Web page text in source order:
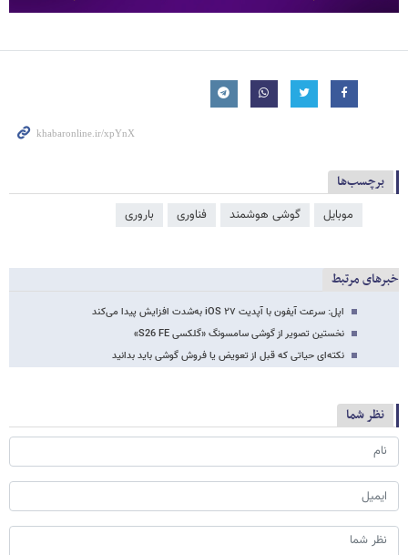
برچسب‌ها
موبایل گوشی هوشمند فناوری باروری
خبرهای مرتبط
اپل: سرعت آیفون با آپدیت iOS ۲۷ به‌شدت افزایش پیدا می‌کند
نخستین تصویر از گوشی سامسونگ «گلکسی S26 FE»
نکته‌ای حیاتی که قبل از تعویض یا فروش گوشی باید بدانید
نظر شما